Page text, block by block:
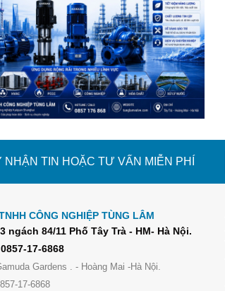
TIN HOẶC TƯ VẤN MIỄN PHÍ
CÔNG NGHIỆP TÙNG LÂM
ngách 84/11 Phố Tây Trà - HM- Hà Nội.
17-6868
Gardens . - Hoàng Mai -Hà Nội.
17-6868